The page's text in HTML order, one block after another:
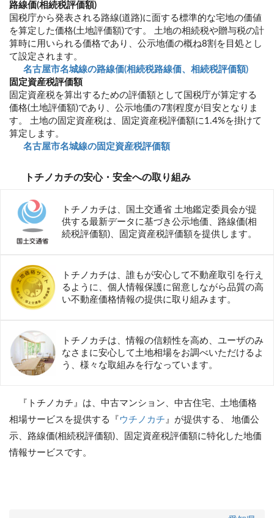
路線価(相続税評価額)
国税庁から発表される路線(道路)に面する標準的な宅地の価値
を算定した価格(土地評価額)です。 土地の相続税や贈与税の計
算時に用いられる価格であり、公示地価の概ね8割を目処とし
て設定されます。
名古屋市名城線の路線価(相続税路線価、相続税評価額)
固定資産税評価額
固定資産税を算出するための評価額として国税庁が算定する
価格(土地評価額)であり、公示地価の7割程度が目安となりま
す。 土地の固定資産税は、固定資産税評価額に1.4%を掛けて
算定します。
名古屋市名城線の固定資産税評価額
トチノカチの安心・安全への取り組み
トチノカチは、国土交通省 土地鑑定委員会が提
供する最新データに基づき公示地価、路線価(相
続税評価額)、固定資産税評価額を提供します。
トチノカチは、誰もが安心して不動産取引を行え
るように、個人情報保護に留意しながら品質の高
い不動産価格情報の提供に取り組みます。
トチノカチは、情報の信頼性を高め、ユーザのみ
なさまに安心して土地相場をお調べいただけるよ
う、様々な取組みを行なっています。
『トチノカチ』は、中古マンション、中古住宅、土地価格
相場サービスを提供する『 ウチノカチ 』が提供する、 地価公
示、路線価(相続税評価額)、固定資産税評価額に特化した地価
情報サービスです。